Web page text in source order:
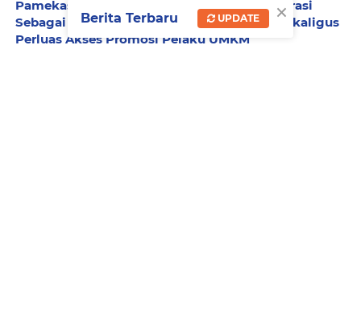
Pamekasan, Dorong Penguatan Peran Koperasi
Sebagai Penggerak Ekonomi Kerakyatan Sekaligus
Perluas Akses Promosi Pelaku UMKM
×
Berita Terbaru UPDATE